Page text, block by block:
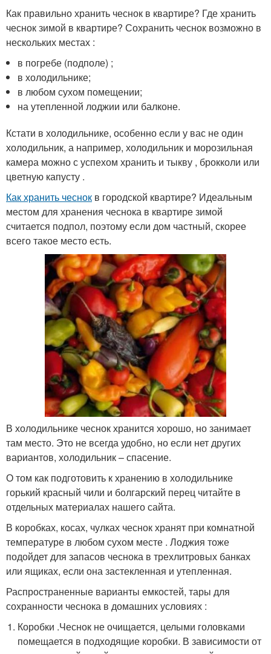
Как правильно хранить чеснок в квартире? Где хранить
чеснок зимой в квартире? Сохранить чеснок возможно в
нескольких местах :
в погребе (подполе) ;
в холодильнике;
в любом сухом помещении;
на утепленной лоджии или балконе.
Кстати в холодильнике, особенно если у вас не один
холодильник, а например, холодильник и морозильная
камера можно с успехом хранить и тыкву , брокколи или
цветную капусту .
Как хранить чеснок в городской квартире? Идеальным
местом для хранения чеснока в квартире зимой
считается подпол, поэтому если дом частный, скорее
всего такое место есть.
В холодильнике чеснок хранится хорошо, но занимает
там место. Это не всегда удобно, но если нет других
вариантов, холодильник – спасение.
О том как подготовить к хранению в холодильнике
горький красный чили и болгарский перец читайте в
отдельных материалах нашего сайта.
В коробках, косах, чулках чеснок хранят при комнатной
температуре в любом сухом месте . Лоджия тоже
подойдет для запасов чеснока в трехлитровых банках
или ящиках, если она застекленная и утепленная.
Распространенные варианты емкостей, тары для
сохранности чеснока в домашних условиях :
Коробки .Чеснок не очищается, целыми головками
помещается в подходящие коробки. В зависимости от